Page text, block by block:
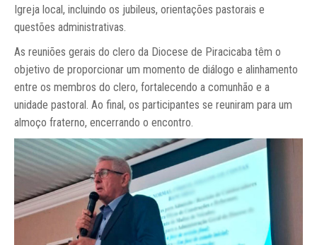
Igreja local, incluindo os jubileus, orientações pastorais e
questões administrativas.
As reuniões gerais do clero da Diocese de Piracicaba têm o
objetivo de proporcionar um momento de diálogo e alinhamento
entre os membros do clero, fortalecendo a comunhão e a
unidade pastoral. Ao final, os participantes se reuniram para um
almoço fraterno, encerrando o encontro.